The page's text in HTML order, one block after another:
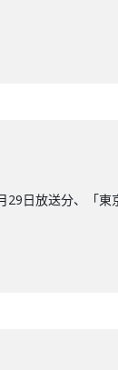
日放送分、「東